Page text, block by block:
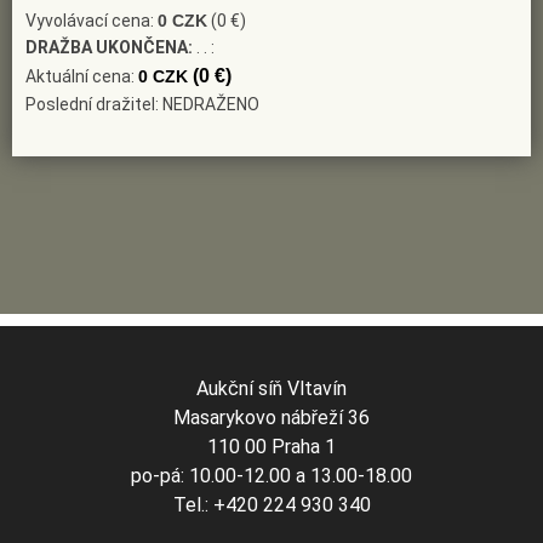
Vyvolávací cena: 0 CZK(0 €)
DRAŽBA UKONČENA: . . :
Aktuální cena: 0 CZK (0 €)
Poslední dražitel: NEDRAŽENO
Aukční síň Vltavín
Masarykovo nábřeží 36
110 00 Praha 1
po-pá: 10.00-12.00 a 13.00-18.00
Tel.: +420 224 930 340